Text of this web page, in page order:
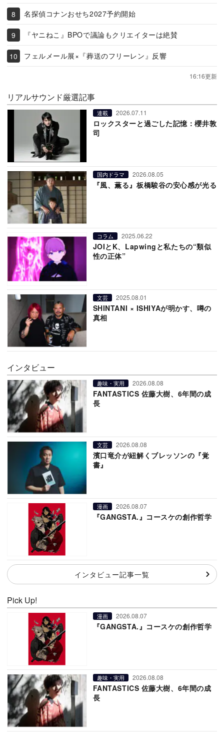
名探偵コナンおせち2027予約開始
『ヤニねこ』BPOで議論もクリエイターは絶賛
フェルメール展×『葬送のフリーレン』反響
16:16更新
リアルサウンド厳選記事
連載 2026.07.11
ロックスターと過ごした記憶：櫻井敦
司
国内ドラマ 2026.08.05
『風、薫る』板橋駿谷の安心感が光る
コラム 2025.06.22
JOIとK、Lapwingと私たちの“類似
性の正体”
文芸 2025.08.01
SHINTANI × ISHIYAが明かす、噂の
真相
インタビュー
趣味・実用 2026.08.08
FANTASTICS 佐藤大樹、6年間の成
長
文芸 2026.08.08
濱口竜介が紐解くブレッソンの『覚
書』
漫画 2026.08.07
『GANGSTA.』コースケの創作哲学
インタビュー記事一覧
Pick Up!
漫画 2026.08.07
『GANGSTA.』コースケの創作哲学
趣味・実用 2026.08.08
FANTASTICS 佐藤大樹、6年間の成
長